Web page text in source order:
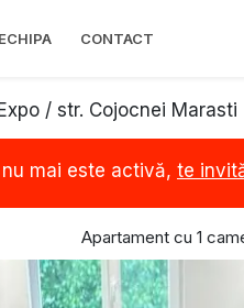
ECHIPA CONTACT
/ str. Cojocnei Marasti
mai este activă, te
Apartament cu 1